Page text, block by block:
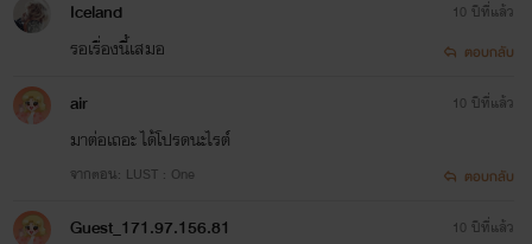
Iceland
รอเรื่องนี้เสมอ
10 ปีที่แล้ว
ตอบกลับ
air
มาต่อเถอะ ได้โปรดนะไรต์
จากตอน: LUST : One
10 ปีที่แล้ว
ตอบกลับ
Guest_171.97.156.81 10 ปีที่แล้ว